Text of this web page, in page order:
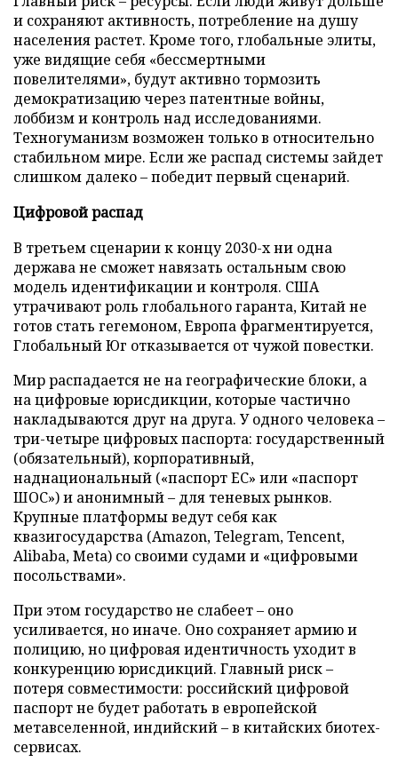
и сохраняют активность, потребление на душу
населения растет. Кроме того, глобальные элиты,
уже видящие себя «бессмертными
повелителями», будут активно тормозить
демократизацию через патентные войны,
лоббизм и контроль над исследованиями.
Техногуманизм возможен только в относительно
стабильном мире. Если же распад системы зайдет
слишком далеко – победит первый сценарий.
Цифровой распад
В третьем сценарии к концу 2030-х ни одна
держава не сможет навязать остальным свою
модель идентификации и контроля. США
утрачивают роль глобального гаранта, Китай не
готов стать гегемоном, Европа фрагментируется,
Глобальный Юг отказывается от чужой повестки.
Мир распадается не на географические блоки, а
на цифровые юрисдикции, которые частично
накладываются друг на друга. У одного человека –
три-четыре цифровых паспорта: государственный
(обязательный), корпоративный,
наднациональный («паспорт ЕС» или «паспорт
ШОС») и анонимный – для теневых рынков.
Крупные платформы ведут себя как
квазигосударства (Amazon, Telegram, Tencent,
Alibaba, Meta) со своими судами и «цифровыми
посольствами».
При этом государство не слабеет – оно
усиливается, но иначе. Оно сохраняет армию и
полицию, но цифровая идентичность уходит в
конкуренцию юрисдикций. Главный риск –
потеря совместимости: российский цифровой
паспорт не будет работать в европейской
метавселенной, индийский – в китайских биотех-
сервисах.